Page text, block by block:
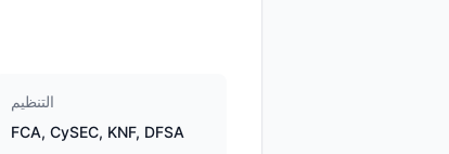
التنظيم
FCA, CySEC, KNF, DFSA